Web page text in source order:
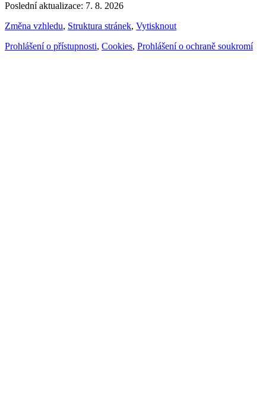
Poslední aktualizace: 7. 8. 2026
Změna vzhledu, Struktura stránek, Vytisknout
Prohlášení o přístupnosti, Cookies, Prohlášení o ochraně soukromí